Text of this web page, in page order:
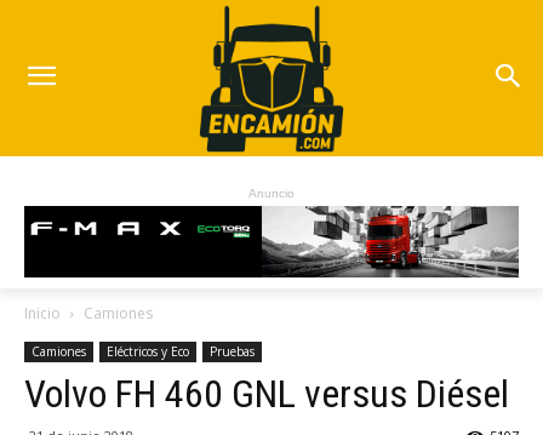
Anuncio
Inicio Camiones
Camiones Eléctricos y Eco Pruebas
Volvo FH 460 GNL versus Diésel